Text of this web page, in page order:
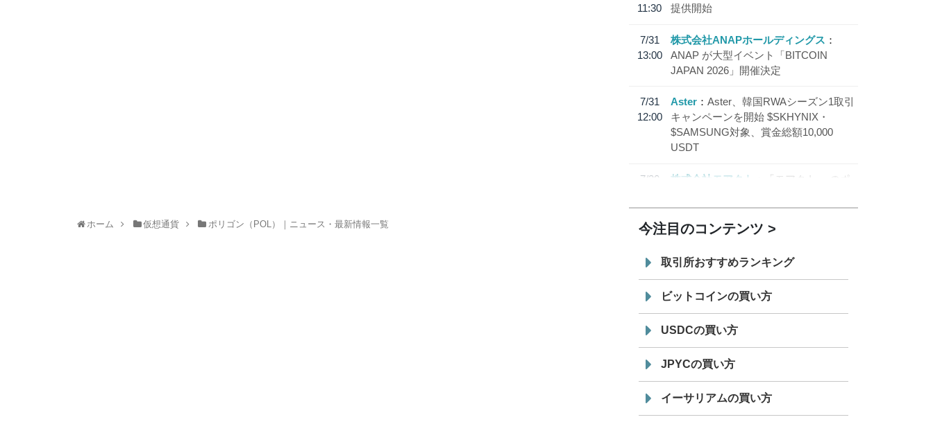
ホーム 仮想通貨 ポリゴン（POL）｜ニュース・最新情報一覧
11:30
提供開始
7/31
13:00
株式会社ANAPホールディングス
ANAP が大型イベント「BITCOIN
JAPAN 2026」開催決定
7/31
12:00
Aster
Aster、韓国RWAシーズン1取引
キャンペーンを開始 $SKHYNIX・
$SAMSUNG対象、賞金総額10,000
USDT
7/30
株式会社モアクト
「モアクト」 のポ
「 JPYC」を追加
19:30
てステーブルコイン「JPYSC」徹底解
説セミナーを開催
今注目のコンテンツ
取引所おすすめランキング
ビットコインの買い方
USDCの買い方
JPYCの買い方
イーサリアムの買い方